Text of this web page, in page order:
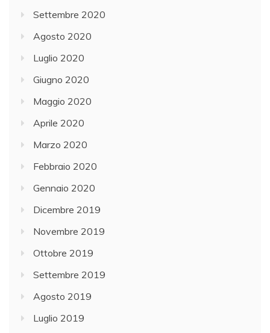
Settembre 2020
Agosto 2020
Luglio 2020
Giugno 2020
Maggio 2020
Aprile 2020
Marzo 2020
Febbraio 2020
Gennaio 2020
Dicembre 2019
Novembre 2019
Ottobre 2019
Settembre 2019
Agosto 2019
Luglio 2019